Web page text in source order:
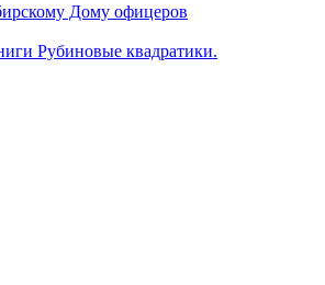
Дому офицеров
Рубиновые квадратики.